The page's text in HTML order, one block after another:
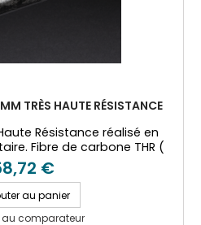
TRÈS HAUTE RÉSISTANCE
Résistance réalisé en
Fibre de carbone THR (
résine époxy.
€
au panier
au comparateur